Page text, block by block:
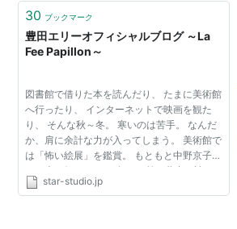
30 ブックマーク
豊田エリーオフィシャルブログ ～La
Fee Papillon～
図書館で借りた本を読んだり、 たまに美術館
へ行ったり、 インターネットで映画を観た
り、 そんな秋～冬。 寒いのは苦手。 なんだ
か、肩に余計な力が入ってしまう。 美術館で
は「怖い絵展」を鑑賞。 もともと中野京子さ
んの本が好きで、 10年ほど前、夢中で読ん
だことを思い出した。 今回の美術展も、様々
star-studio.jp